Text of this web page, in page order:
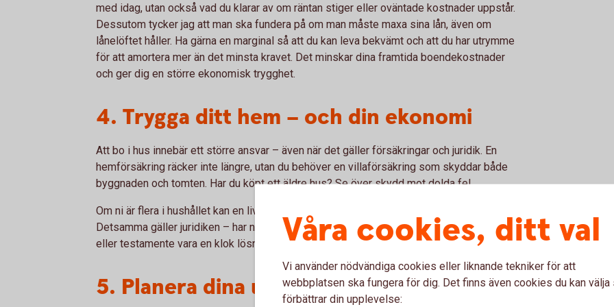
med idag, utan också vad du klarar av om räntan stiger eller oväntade kostnader uppstår.
Dessutom tycker jag att man ska fundera på om man måste maxa sina lån, även om
lånelöftet håller. Ha gärna en marginal så att du kan leva bekvämt och att du har utrymme
för att amortera mer än det minsta kravet. Det minskar dina framtida boendekostnader
och ger dig en större ekonomisk trygghet.
4. Trygga ditt hem – och din ekonomi
Att bo i hus innebär ett större ansvar – även när det gäller försäkringar och juridik. En
hemförsäkring räcker inte längre, utan du behöver en villaförsäkring som skyddar både
byggnaden och tomten. Har du köpt ett äldre hus? Se över skydd mot dolda fel.
Om ni är flera i hushållet kan en livförsäkring ge extra trygghet vid oväntade händelser.
Detsamma gäller juridiken – har ni olika stora insatser i bostaden kan ett samboavtal
eller testamente vara en klok lösning för att säkerställa en rättvis fördelning.
5. Planera dina utgifter smart
Våra cookies, ditt val
Vi använder nödvändiga cookies eller liknande tekniker för att
webbplatsen ska fungera för dig. Det finns även cookies du kan välja
förbättrar din upplevelse: